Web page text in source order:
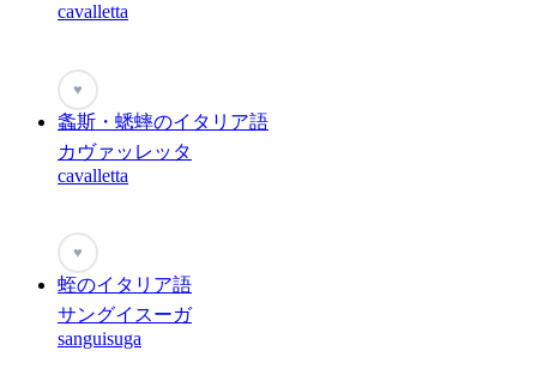
cavalletta
♥
螽斯・蟋蟀のイタリア語
カヴァッレッタ
cavalletta
♥
蛭のイタリア語
サングイスーガ
sanguisuga